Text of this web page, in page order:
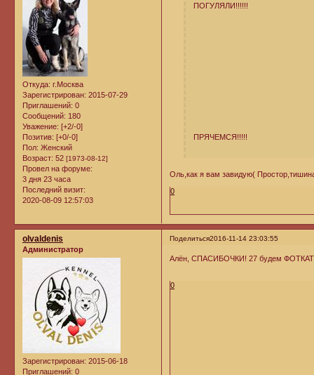
Откуда: г.Москва
Зарегистрирован: 2015-07-29
Приглашений: 0
Сообщений: 180
Уважение: [+2/-0]
Позитив: [+0/-0]
Пол: Женский
Возраст: 52 [1973-08-12]
Провел на форуме:
3 дня 23 часа
Последний визит:
2020-08-09 12:57:03
ПОГУЛЯЛИ!!!!!!
ПРЯЧЕМСЯ!!!!!
Оль,как я вам завидую(
0
Поделиться2016-11-14 23:03:55
olvaldenis
Администратор
Зарегистрирован: 2015-06-18
Приглашений: 0
Алён, СПАСИБОЧКИ! 27 будем
0